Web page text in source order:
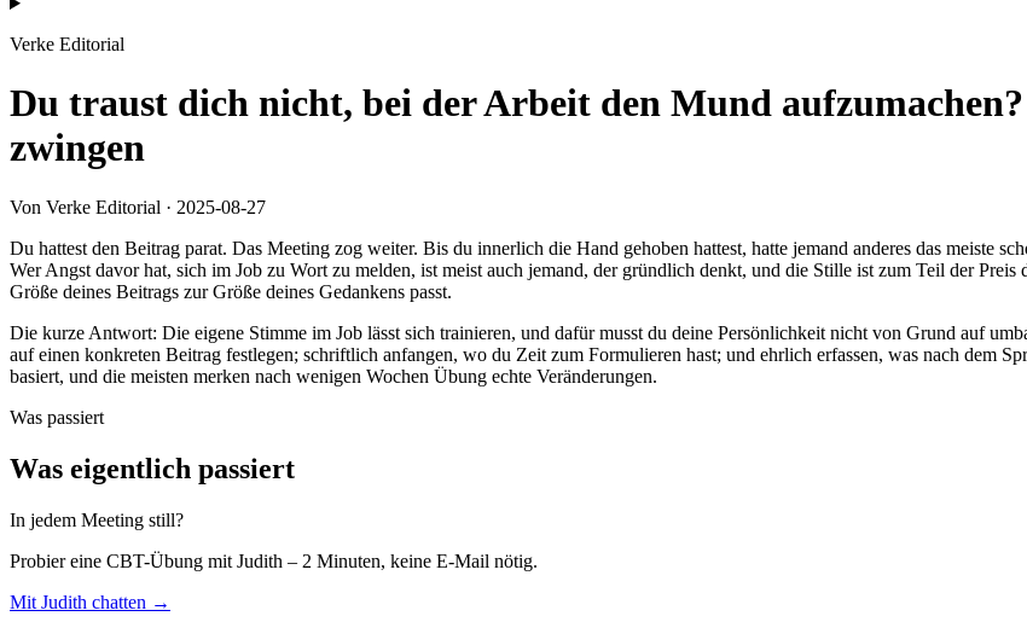
Verke Editorial
Du traust dich nicht, bei der Arbeit den Mund
zwingen
Von Verke Editorial · 2025-08-27
Du hattest den Beitrag parat. Das Meeting zog weiter. Bis du innerlich die Hand gehoben hattest, hatte jemand anderes das meiste
Wer Angst davor hat, sich im Job zu Wort zu melden, ist meist auch jemand, der gründlich denkt, und die Stille ist zum Teil der
Größe deines Beitrags zur Größe deines Gedankens passt.
Die kurze Antwort: Die eigene Stimme im Job lässt sich trainieren, und dafür musst du deine Persönlichkeit nicht von Grund auf
auf einen konkreten Beitrag festlegen; schriftlich anfangen, wo du Zeit zum Formulieren hast; und ehrlich erfassen, was nach dem
basiert, und die meisten merken nach wenigen Wochen Übung echte Veränderungen.
Was passiert
Was eigentlich passiert
In jedem Meeting still?
Probier eine CBT-Übung mit Judith – 2 Minuten, keine E-Mail nötig.
Mit Judith chatten →